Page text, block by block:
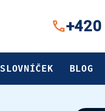
SLOVNÍČEK BLOG